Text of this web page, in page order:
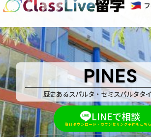
PINES
歴史あるスパルタ・セミスパルタタ
LINEで相談
資料ダウンロード・カウンセリング予約もこちら